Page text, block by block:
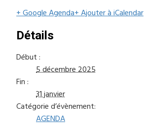
+ Google Agenda+ Ajouter à iCalendar
Détails
Début :
5 décembre 2025
Fin :
31 janvier
Catégorie d’évènement:
AGENDA